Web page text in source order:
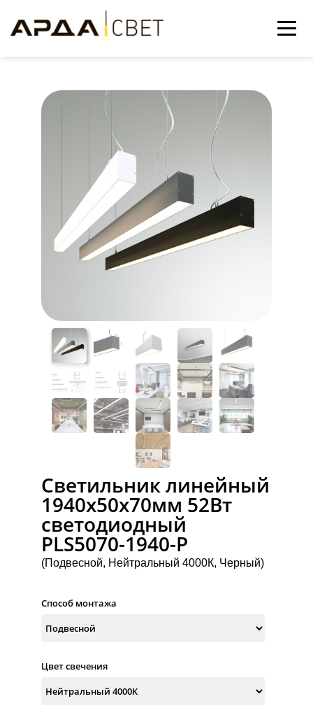
Светильник линейный
1940x50x70мм 52Вт
светодиодный
PLS5070-1940-P
(Подвесной, Нейтральный 4000К, Черный)
Способ монтажа
Цвет свечения